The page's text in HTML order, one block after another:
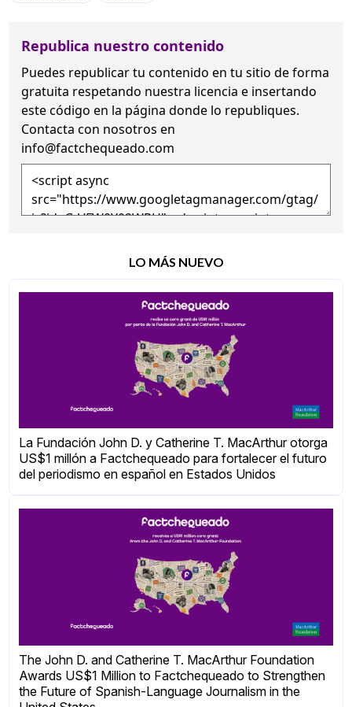
Republica nuestro contenido
Puedes republicar tu contenido en tu sitio de forma
gratuita respetando nuestra licencia e insertando
este código en la página donde lo republiques.
Contacta con nosotros en
info@factchequeado.com
LO MÁS NUEVO
La Fundación John D. y Catherine T. MacArthur otorga
US$1 millón a Factchequeado para fortalecer el futuro
del periodismo en español en Estados Unidos
The John D. and Catherine T. MacArthur Foundation
Awards US$1 Million to Factchequeado to Strengthen
the Future of Spanish-Language Journalism in the